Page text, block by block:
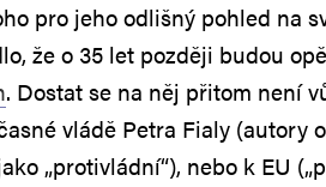
pro jeho odlišný pohled na
že o 35 let později budou
. Dostat se na něj přitom není
vládě Petra Fialy (autory
„protivládní“), nebo k EU